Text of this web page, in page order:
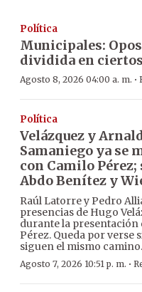
Política
Municipales:
dividida en
Agosto 8, 2026 04:00 a. m. ·
Política
Velázquez y
Samaniego ya se
con Camilo
Abdo Benítez y
Raúl Latorre y Pedro
presencias de Hugo
durante la presentación
Pérez. Queda por verse
siguen el mismo camino.
Agosto 7, 2026 10:51 p. m. ·